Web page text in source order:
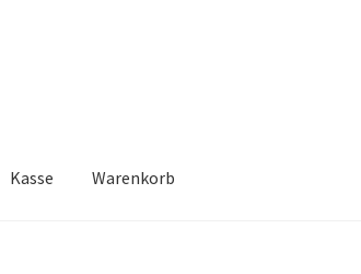
Kasse Warenkorb